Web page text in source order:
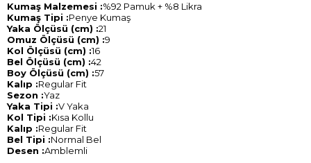
Kumaş Malzemesi :%92 Pamuk + %8 Likra
Kumaş Tipi :Penye Kumaş
Yaka Ölçüsü (cm) :21
Omuz Ölçüsü (cm) :9
Kol Ölçüsü (cm) :16
Bel Ölçüsü (cm) :42
Boy Ölçüsü (cm) :57
Kalıp :Regular Fit
Sezon :Yaz
Yaka Tipi :V Yaka
Kol Tipi :Kısa Kollu
Kalıp :Regular Fit
Bel Tipi :Normal Bel
Desen :Amblemli